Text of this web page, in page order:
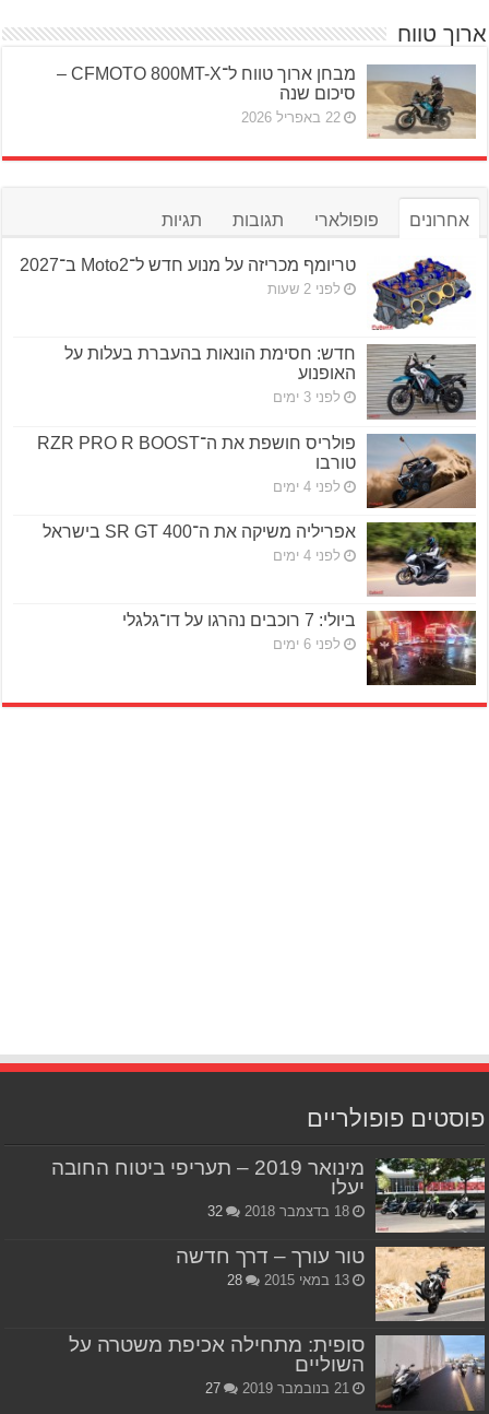
ארוך טווח
מבחן ארוך טווח ל־CFMOTO 800MT-X –
סיכום שנה
22 באפריל 2026
אחרונים פופולארי תגובות תגיות
טריומף מכריזה על מנוע חדש ל־Moto2 ב־2027
לפני 2 שעות
חדש: חסימת הונאות בהעברת בעלות על
האופנוע
לפני 3 ימים
פולריס חושפת את ה־RZR PRO R BOOST
טורבו
לפני 4 ימים
אפריליה משיקה את ה־SR GT 400 בישראל
לפני 4 ימים
ביולי: 7 רוכבים נהרגו על דו־גלגלי
לפני 6 ימים
פוסטים פופולריים
מינואר 2019 – תעריפי ביטוח החובה
יעלו
18 בדצמבר 2018 32
טור עורך – דרך חדשה
13 במאי 2015 28
סופית: מתחילה אכיפת משטרה על
השוליים
21 בנובמבר 2019 27